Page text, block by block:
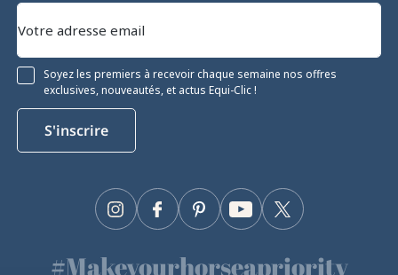
Soyez les premiers à recevoir chaque semaine nos offres
exclusives, nouveautés, et actus Equi-Clic !
S'inscrire
Facebook Twitter
YouTube
Pinterest
Instagram
#Makeyourhorseapriority